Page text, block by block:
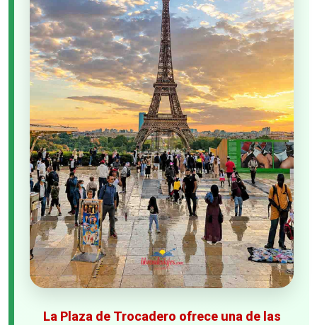
La Plaza de Trocadero ofrece una de las